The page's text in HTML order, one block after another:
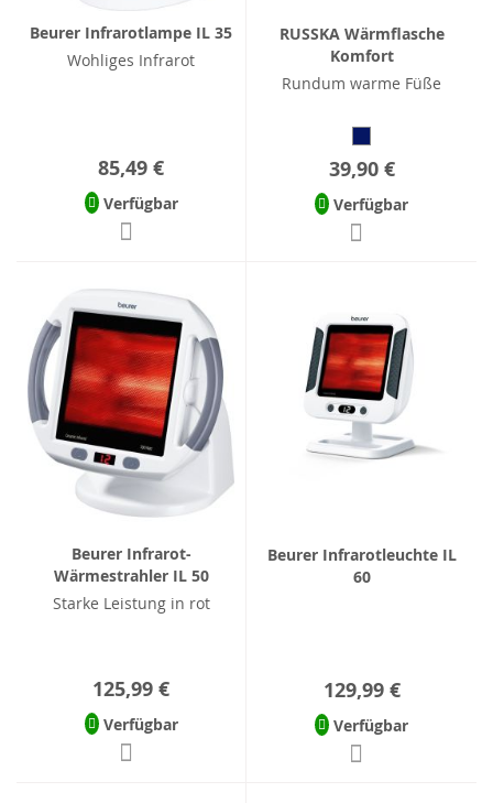
Beurer Infrarotlampe IL 35
Wohliges Infrarot
85,49 €
Verfügbar
RUSSKA Wärmflasche
Komfort
Rundum warme Füße
39,90 €
Verfügbar
Beurer Infrarot-
Wärmestrahler IL 50
Starke Leistung in rot
125,99 €
Verfügbar
Beurer Infrarotleuchte IL
60
129,99 €
Verfügbar